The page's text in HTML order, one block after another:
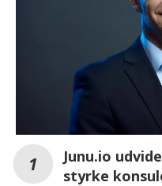
Junu.io
styrke